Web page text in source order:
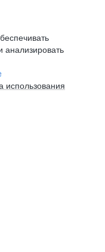
анализировать
использования